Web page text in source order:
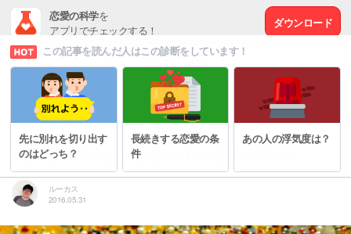
恋愛の科学を
アプリでチェックする！
ダウンロード
# 結婚前のチェックリスト
結婚前に何人と付き合ってみるのが良い？
ルーカス
2016.05.31
この記事を読んだ人はこの診断をしています！
先に別れを切り出す
のはどっち？
長続きする恋愛の条
件
あの人の浮気度は？